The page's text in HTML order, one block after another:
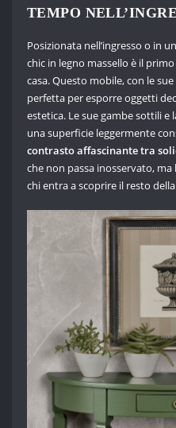
TEMPO
Posizionata nell’ingresso o in
chic in legno massello è il
casa. Questo mobile, con le
perfetta per esporre oggetti
estetica. Le sue gambe sottili
una superficie leggermente
contrasto affascinante tra
che non passa inosservato,
chi entra a scoprire il resto della